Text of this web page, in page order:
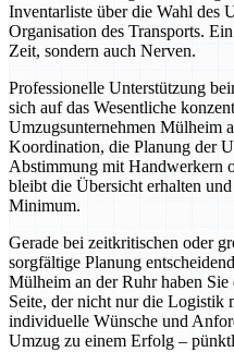
Inventarliste über die Wahl des
Organisation des Transports.
Zeit, sondern auch Nerven.
Professionelle Unterstützung
sich auf das Wesentliche
Umzugsunternehmen Mülheim
Koordination, die Planung der
Abstimmung mit Handwerkern
bleibt die Übersicht erhalten
Minimum.
Gerade bei zeitkritischen oder
sorgfältige Planung
Mülheim an der Ruhr haben Sie
Seite, der nicht nur die Logistik
individuelle Wünsche und
Umzug zu einem Erfolg –